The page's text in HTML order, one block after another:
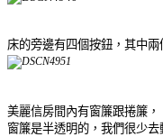
床的旁邊有四個按鈕，其中兩
美麗信房間內有窗簾跟捲簾，
窗簾是半透明的，我們很少去